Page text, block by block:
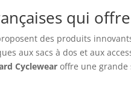
qui
des produits
aux sacs à dos et aux
Cyclewear offre une grande